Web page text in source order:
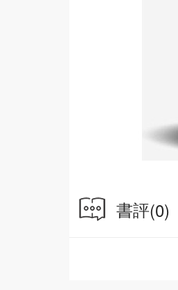
書評(0)